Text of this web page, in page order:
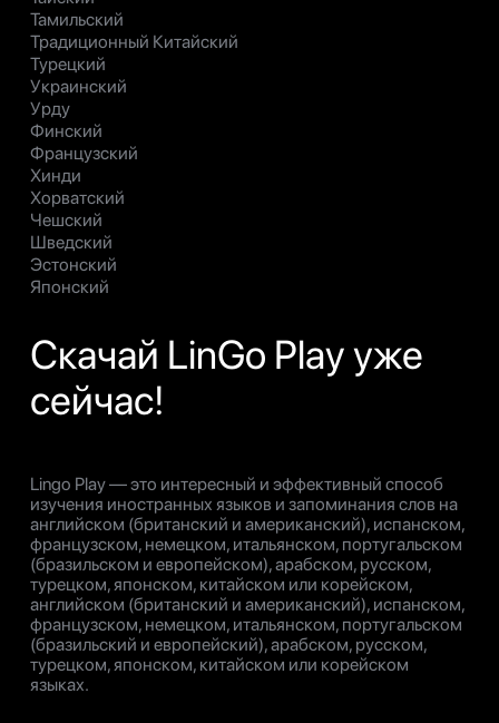
Тамильский
Традиционный Китайский
Турецкий
Украинский
Урду
Финский
Французский
Хинди
Хорватский
Чешский
Шведский
Эстонский
Японский
Скачай LinGo Play уже
сейчас!
Lingo Play — это интересный и эффективный способ
изучения иностранных языков и запоминания слов на
английском (британский и американский), испанском,
французском, немецком, итальянском, португальском
(бразильском и европейском), арабском, русском,
турецком, японском, китайском или корейском,
английском (британский и американский), испанском,
французском, немецком, итальянском, португальском
(бразильский и европейский), арабском, русском,
турецком, японском, китайском или корейском
языках.